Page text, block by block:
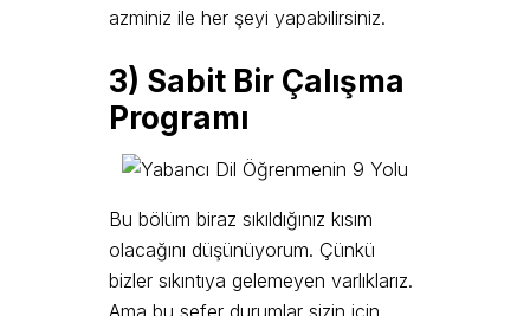
azminiz ile her şeyi yapabilirsiniz.
3) Sabit Bir Çalışma
Programı
Bu bölüm biraz sıkıldığınız kısım
olacağını düşünüyorum. Çünkü
bizler sıkıntıya gelemeyen varlıklarız.
Ama bu sefer durumlar sizin için